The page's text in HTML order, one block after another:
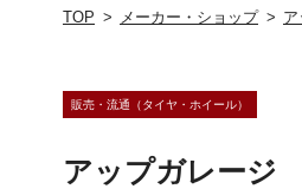
TOP メーカー・ショップ
販売・流通（タイヤ・ホイール）
アップガレージ